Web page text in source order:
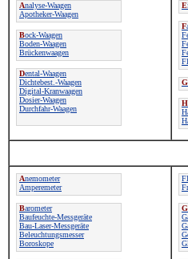
Analyse-Waagen
Apotheker-Waagen
Bock-Waagen
Boden-Waagen
Brückenwaagen
Dental-Waagen
Dichtebest.-Waagen
Digital-Kranwaagen
Dosier-Waagen
Durchfahr-Waagen
E
F
G
H
Anemometer
Amperemeter
Barometer
Baufeuchte-Messgeräte
Bau-Laser-Messgeräte
Beleuchtungsmesser
Boroskope
G